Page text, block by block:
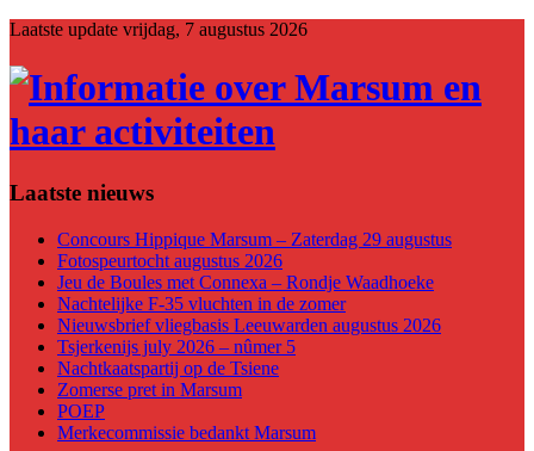
Laatste update vrijdag, 7 augustus 2026
Laatste nieuws
Concours Hippique Marsum – Zaterdag 29 augustus
Fotospeurtocht augustus 2026
Jeu de Boules met Connexa – Rondje Waadhoeke
Nachtelijke F-35 vluchten in de zomer
Nieuwsbrief vliegbasis Leeuwarden augustus 2026
Tsjerkenijs july 2026 – nûmer 5
Nachtkaatspartij op de Tsiene
Zomerse pret in Marsum
POEP
Merkecommissie bedankt Marsum